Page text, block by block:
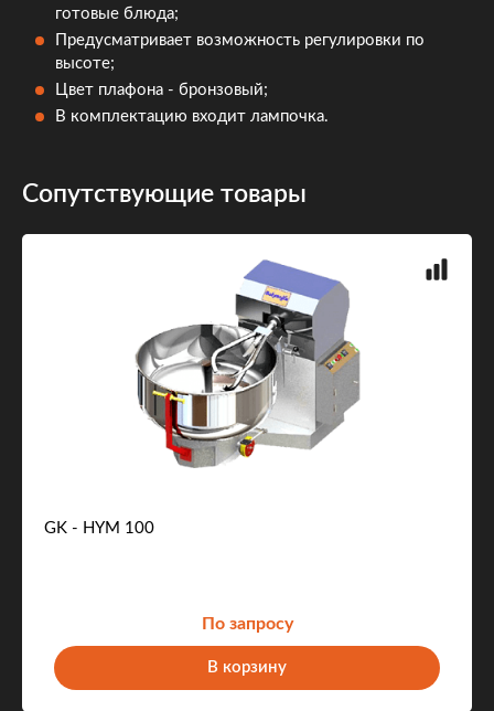
готовые блюда;
Предусматривает возможность регулировки по
высоте;
Цвет плафона - бронзовый;
В комплектацию входит лампочка.
Сопутствующие товары
GK - HYM 100
По запросу
В корзину